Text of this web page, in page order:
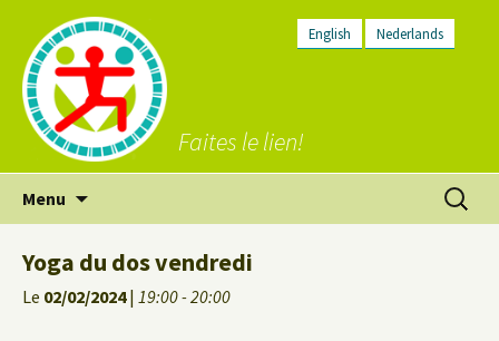
English Nederlands
Faites le lien!
Menu
Yoga du dos vendredi
Le 02/02/2024| 19:00 - 20:00